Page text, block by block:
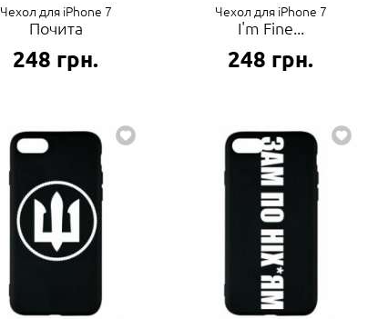
Чехол для iPhone 7
Почита
248 грн.
Чехол для iPhone 7
I'm Fine...
248 грн.